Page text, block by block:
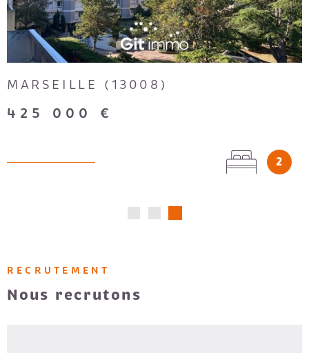
MARSEILLE (13008)
425 000 €
2
RECRUTEMENT
Nous recrutons